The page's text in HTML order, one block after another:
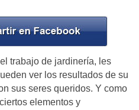
trabajo de jardinería, les
ver los resultados de su
sus seres queridos. Y como
elementos y